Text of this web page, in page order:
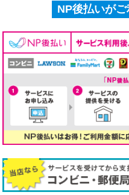
NP後払いが